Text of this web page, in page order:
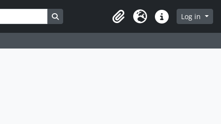
Search in browse page
ClipboardLanguageQuick linksLog in